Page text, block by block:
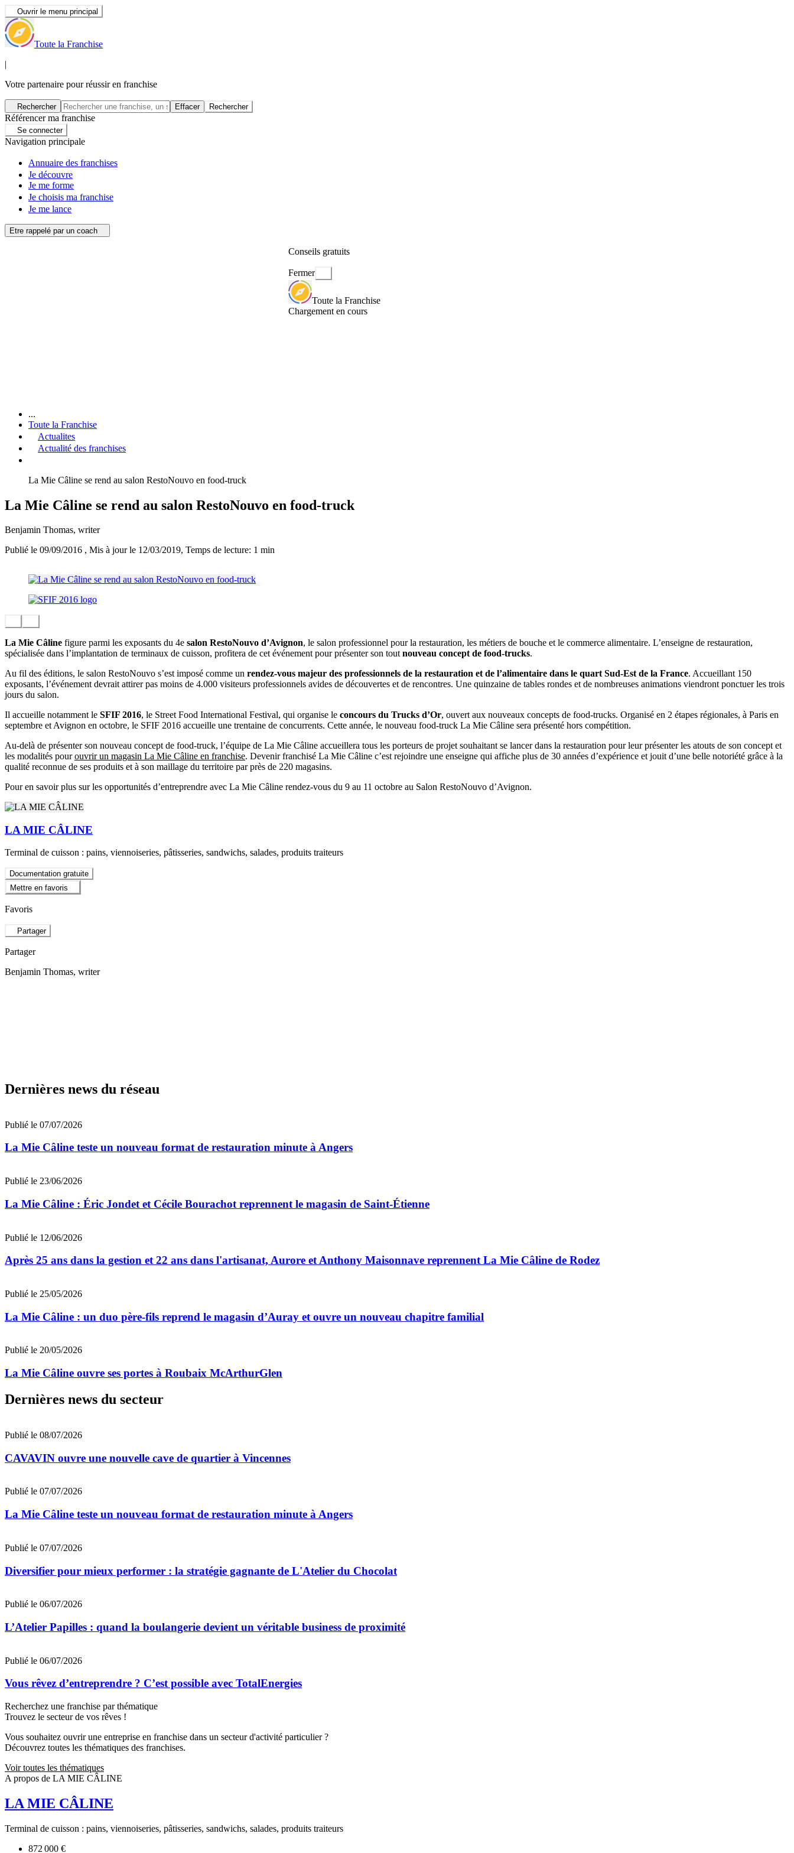
Ouvrir le menu principal
Toute la Franchise
|
Votre partenaire pour réussir en franchise
Rechercher Effacer Rechercher
Référencer ma franchise
Se connecter
Navigation principale
Annuaire des franchises
Je découvre
Je me forme
Je choisis ma franchise
Je me lance
Etre rappelé par un coach
Conseils gratuits
Fermer
Toute la Franchise
Chargement en cours
...
Toute la Franchise
Actualites
Actualité des franchises
La Mie Câline se rend au salon RestoNouvo en food-truck
La Mie Câline se rend au salon RestoNouvo en food-truck
Benjamin Thomas, writer
Publié le 09/09/2016 , Mis à jour le 12/03/2019, Temps de lecture: 1 min
La Mie Câline figure parmi les exposants du 4e salon RestoNouvo d’Avignon, le salon professionnel pour la restauration, les métiers de bouche et le commerce alimentaire. L’enseigne de restauration,
spécialisée dans l’implantation de terminaux de cuisson, profitera de cet événement pour présenter son tout nouveau concept de food-trucks.
Au fil des éditions, le salon RestoNouvo s’est imposé comme un rendez-vous majeur des professionnels de la restauration et de l’alimentaire dans le quart Sud-Est de la France. Accueillant 150
exposants, l’événement devrait attirer pas moins de 4.000 visiteurs professionnels avides de découvertes et de rencontres. Une quinzaine de tables rondes et de nombreuses animations viendront ponctuer les trois
jours du salon.
Il accueille notamment le SFIF 2016, le Street Food International Festival, qui organise le concours du Trucks d’Or, ouvert aux nouveaux concepts de food-trucks. Organisé en 2 étapes régionales, à Paris en
septembre et Avignon en octobre, le SFIF 2016 accueille une trentaine de concurrents. Cette année, le nouveau food-truck La Mie Câline sera présenté hors compétition.
Au-delà de présenter son nouveau concept de food-truck, l’équipe de La Mie Câline accueillera tous les porteurs de projet souhaitant se lancer dans la restauration pour leur présenter les atouts de son concept et
les modalités pourouvrir un magasin La Mie Câline en franchise. Devenir franchisé La Mie Câline c’est rejoindre une enseigne qui affiche plus de 30 années d’expérience et jouit d’une belle notoriété grâce à la
qualité reconnue de ses produits et à son maillage du territoire par près de 220 magasins.
Pour en savoir plus sur les opportunités d’entreprendre avec La Mie Câline rendez-vous du 9 au 11 octobre au Salon RestoNouvo d’Avignon.
LA MIE CÂLINE
Terminal de cuisson : pains, viennoiseries, pâtisseries, sandwichs, salades, produits traiteurs
Documentation gratuite
Mettre en favoris
Favoris
Partager
Partager
Benjamin Thomas, writer
Dernières news du réseau
Publié le 07/07/2026
La Mie Câline teste un nouveau format de restauration minute à Angers
Publié le 23/06/2026
La Mie Câline : Éric Jondet et Cécile Bourachot reprennent le magasin de Saint-Étienne
Publié le 12/06/2026
Après 25 ans dans la gestion et 22 ans dans l'artisanat, Aurore et Anthony Maisonnave reprennent La Mie Câline de Rodez
Publié le 25/05/2026
La Mie Câline : un duo père-fils reprend le magasin d’Auray et ouvre un nouveau chapitre familial
Publié le 20/05/2026
La Mie Câline ouvre ses portes à Roubaix McArthurGlen
Dernières news du secteur
Publié le 08/07/2026
CAVAVIN ouvre une nouvelle cave de quartier à Vincennes
Publié le 07/07/2026
La Mie Câline teste un nouveau format de restauration minute à Angers
Publié le 07/07/2026
Diversifier pour mieux performer : la stratégie gagnante de L'Atelier du Chocolat
Publié le 06/07/2026
L’Atelier Papilles : quand la boulangerie devient un véritable business de proximité
Publié le 06/07/2026
Vous rêvez d’entreprendre ? C’est possible avec TotalEnergies
Recherchez une franchise par thématique
Trouvez le secteur de vos rêves !
Vous souhaitez ouvrir une entreprise en franchise dans un secteur d'activité particulier ?
Découvrez toutes les thématiques des franchises.
Voir toutes les thématiques
A propos de LA MIE CÂLINE
LA MIE CÂLINE
Terminal de cuisson : pains, viennoiseries, pâtisseries, sandwichs, salades, produits traiteurs
872 000 €